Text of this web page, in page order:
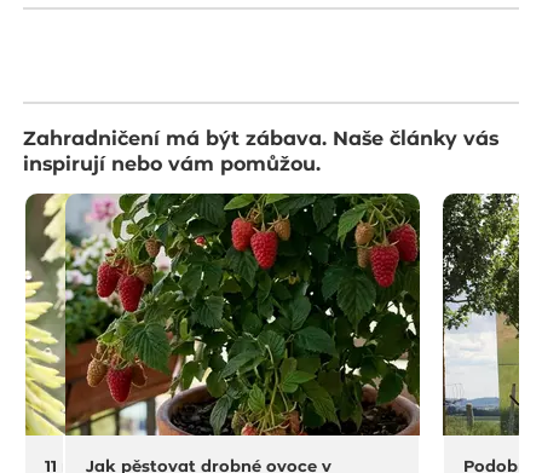
Zahradničení má být zábava. Naše články vás
inspirují nebo vám pomůžou.
11 na rostliny do sucha a horka
Jak pěstovat drobné ovoce v